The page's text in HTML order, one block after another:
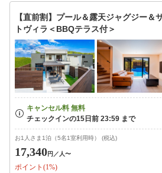
【直前割】プール＆露天ジャグジー＆
トヴィラ＜BBQテラス付＞
お1人さま1泊（5名1室利用時） (税込)
17,340円 ／人〜
ポイント(1%)